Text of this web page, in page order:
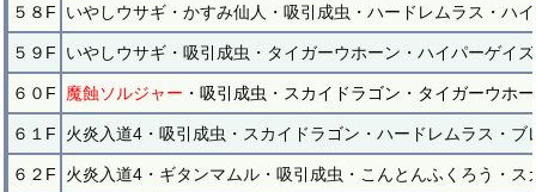
５８F いやしウサギ・かすみ仙人・吸引成虫・ハードレムラス・ハ
５９F いやしウサギ・吸引成虫・タイガーウホーン・ハイパーゲイ
６０F 魔蝕ソルジャー ・吸引成虫・スカイドラゴン・タイガーウホ
６１F 火炎入道4・吸引成虫・スカイドラゴン・ハードレムラス・ブ
６２F 火炎入道4・ギタンマムル・吸引成虫・こんとんふくろう・